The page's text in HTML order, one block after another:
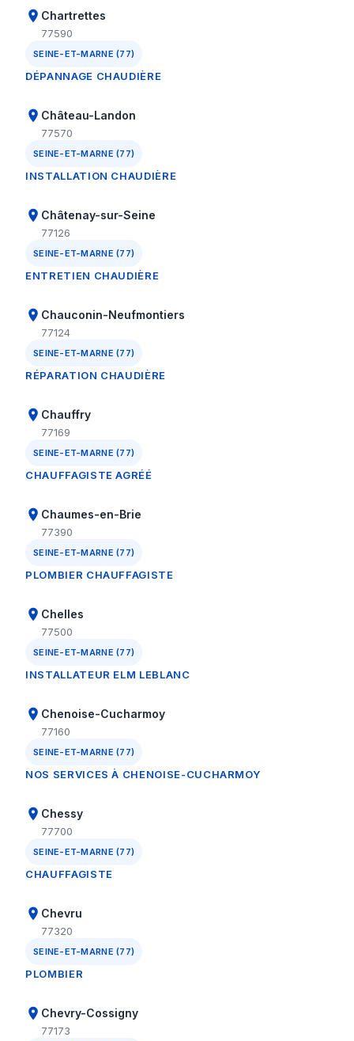
Chartrettes
77590
SEINE-ET-MARNE (77)
DÉPANNAGE CHAUDIÈRE
Château-Landon
77570
SEINE-ET-MARNE (77)
INSTALLATION CHAUDIÈRE
Châtenay-sur-Seine
77126
SEINE-ET-MARNE (77)
ENTRETIEN CHAUDIÈRE
Chauconin-Neufmontiers
77124
SEINE-ET-MARNE (77)
RÉPARATION CHAUDIÈRE
Chauffry
77169
SEINE-ET-MARNE (77)
CHAUFFAGISTE AGRÉÉ
Chaumes-en-Brie
77390
SEINE-ET-MARNE (77)
PLOMBIER CHAUFFAGISTE
Chelles
77500
SEINE-ET-MARNE (77)
INSTALLATEUR ELM LEBLANC
Chenoise-Cucharmoy
77160
SEINE-ET-MARNE (77)
NOS SERVICES À CHENOISE-CUCHARMOY
Chessy
77700
SEINE-ET-MARNE (77)
CHAUFFAGISTE
Chevru
77320
SEINE-ET-MARNE (77)
PLOMBIER
Chevry-Cossigny
77173